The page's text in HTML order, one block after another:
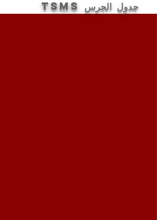
جدول الجرس TSMS